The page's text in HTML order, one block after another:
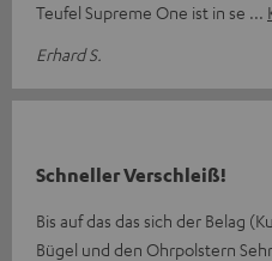
Teufel Supreme One ist in se
Erhard S.
Schneller Verschleiß!
Bis auf das das sich der Belag
Bügel und den Ohrpolstern